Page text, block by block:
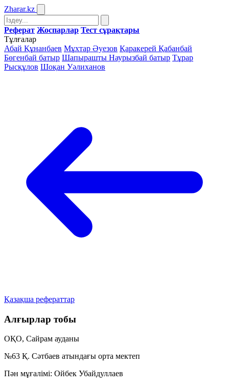
Zharar.kz
Реферат Жоспарлар Тест сұрақтары
Тұлғалар
Абай Құнанбаев Мұхтар Әуезов Қаракерей Қабанбай
Бөгенбай батыр Шапырашты Наурызбай батыр Тұрар
Рысқұлов Шоқан Уәлиханов
Қазақша рефераттар
Алғырлар тобы
ОҚО, Сайрам ауданы
№63 Қ. Сәтбаев атындағы орта мектеп
Пән мұғалімі: Ойбек Убайдуллаев